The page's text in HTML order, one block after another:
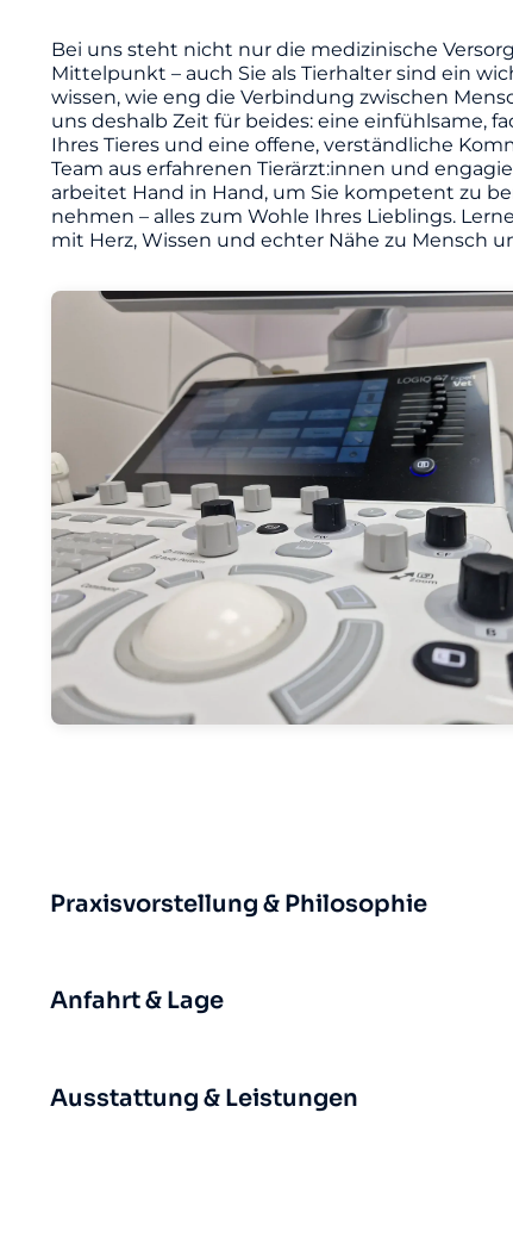
Bei uns steht nicht nur die medizinische
Mittelpunkt – auch Sie als Tierhalter sind ein
wissen, wie eng die Verbindung zwischen
uns deshalb Zeit für beides: eine einfühlsame,
Ihres Tieres und eine offene, verständliche
Team aus erfahrenen Tierärzt:innen und
arbeitet Hand in Hand, um Sie kompetent zu
nehmen – alles zum Wohle Ihres Lieblings.
mit Herz, Wissen und echter Nähe zu Mensch
Praxisvorstellung & Philosophie
Anfahrt & Lage
Ausstattung & Leistungen